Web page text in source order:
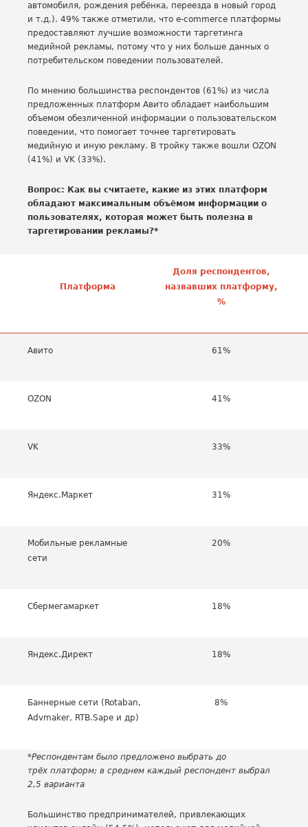
автомобиля, рождения ребёнка, переезда в новый город
и т.д.). 49% также отметили, что e-commerce платформы
предоставляют лучшие возможности таргетинга
медийной рекламы, потому что у них больше данных о
потребительском поведении пользователей.
По мнению большинства респондентов (61%) из числа
предложенных платформ Авито обладает наибольшим
объемом обезличенной информации о пользовательском
поведении, что помогает точнее таргетировать
медийную и иную рекламу. В тройку также вошли OZON
(41%) и VK (33%).
Вопрос: Как вы считаете, какие из этих платформ
обладают максимальным объёмом информации о
пользователях, которая может быть полезна в
таргетировании рекламы?*
Платформа
Доля респондентов,
назвавших платформу,
%
Авито 61%
OZON 41%
VK 33%
Яндекс.Маркет 31%
Мобильные рекламные
сети
20%
Сбермегамаркет 18%
Яндекс.Директ 18%
Баннерные сети (Rotaban,
Advmaker, RTB.Sape и др)
8%
*Респондентам было предложено выбрать до
трёх платформ; в среднем каждый респондент выбрал
2,5 варианта
Большинство предпринимателей, привлекающих